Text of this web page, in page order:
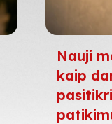
Nauji
kaip